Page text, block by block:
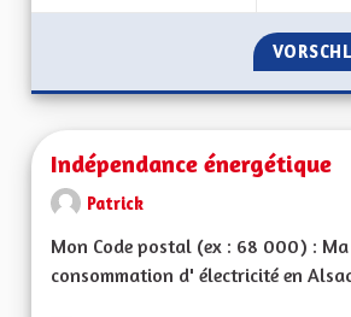
Indépendance énergétique
Patrick
Mon Code postal (ex : 68 000) :
consommation d' électricité en